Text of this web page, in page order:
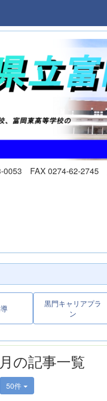
0053 FAX 0274-62-2745
黒門キャリアプラ
ン
の記事一覧
50件